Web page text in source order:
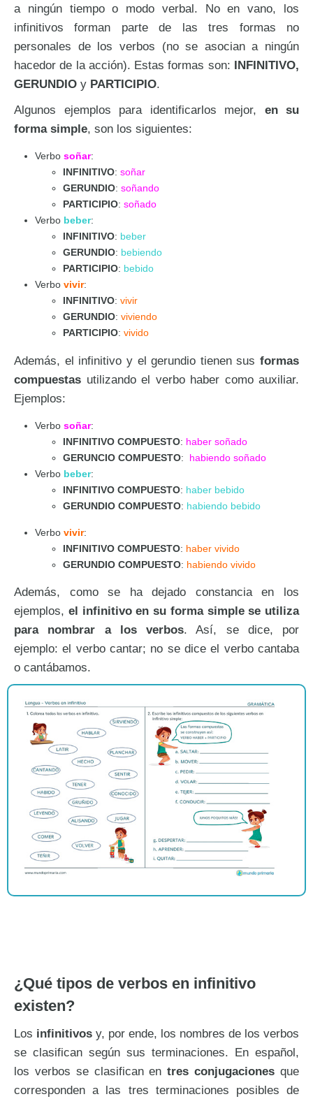
a ningún tiempo o modo verbal. No en vano, los
infinitivos forman parte de las tres formas no
personales de los verbos (no se asocian a ningún
hacedor de la acción). Estas formas son: INFINITIVO,
GERUNDIO y PARTICIPIO.
Algunos ejemplos para identificarlos mejor, en su
forma simple, son los siguientes:
Verbo soñar:
INFINITIVO: soñar
GERUNDIO: soñando
PARTICIPIO: soñado
Verbo beber:
INFINITIVO: beber
GERUNDIO: bebiendo
PARTICIPIO: bebido
Verbo vivir:
INFINITIVO: vivir
GERUNDIO: viviendo
PARTICIPIO: vivido
Además, el infinitivo y el gerundio tienen sus formas
compuestas utilizando el verbo haber como auxiliar.
Ejemplos:
Verbo soñar:
INFINITIVO COMPUESTO: haber soñado
GERUNCIO COMPUESTO:
habiendo soñado
Verbo beber:
INFINITIVO COMPUESTO: haber bebido
GERUNDIO COMPUESTO: habiendo bebido
Verbo vivir:
INFINITIVO COMPUESTO: haber vivido
GERUNDIO COMPUESTO: habiendo vivido
Además, como se ha dejado constancia en los
ejemplos, el infinitivo en su forma simple se utiliza
para nombrar a los verbos. Así, se dice, por
ejemplo: el verbo cantar; no se dice el verbo cantaba
o cantábamos.
¿Qué tipos de verbos en infinitivo
existen?
Los infinitivos y, por ende, los nombres de los verbos
se clasifican según sus terminaciones. En español,
los verbos se clasifican entres conjugaciones que
corresponden a las tres terminaciones posibles de